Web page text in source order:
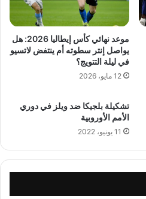
موعد نهائي كأس إيطاليا 2026: هل
يواصل إنتر سطوته أم ينتفض لاتسيو
في ليلة التتويج؟
12 مايو، 2026
تشكيلة بلجيكا ضد ويلز في دوري
الأمم الأوروبية
11 يونيو، 2022